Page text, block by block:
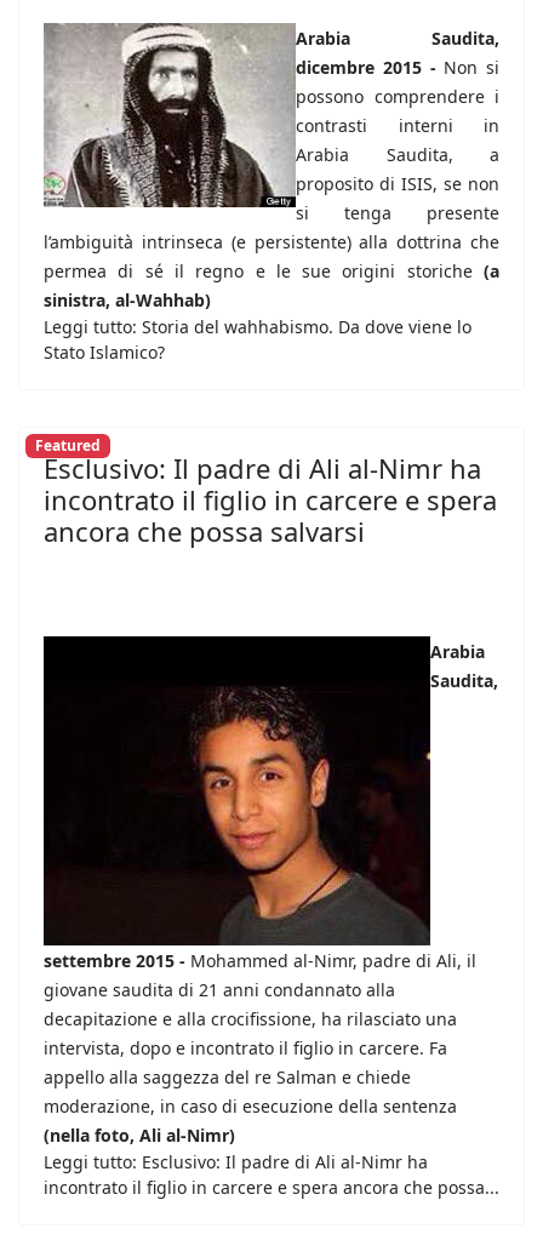
Arabia Saudita,
dicembre 2015 - Non si
possono comprendere i
contrasti interni in
Arabia Saudita, a
proposito di ISIS, se non
si tenga presente
l’ambiguità intrinseca (e persistente) alla dottrina che
permea di sé il regno e le sue origini storiche(a
sinistra, al-Wahhab)
Leggi tutto: Storia del wahhabismo. Da dove viene lo
Stato Islamico?
Featured
Esclusivo: Il padre di Ali al-Nimr ha
incontrato il figlio in carcere e spera
ancora che possa salvarsi
Arabia
Saudita,
settembre 2015 - Mohammed al-Nimr, padre di Ali, il
giovane saudita di 21 anni condannato alla
decapitazione e alla crocifissione, ha rilasciato una
intervista, dopo e incontrato il figlio in carcere. Fa
appello alla saggezza del re Salman e chiede
moderazione, in caso di esecuzione della sentenza
(nella foto, Ali al-Nimr)
Leggi tutto: Esclusivo: Il padre di Ali al-Nimr ha
incontrato il figlio in carcere e spera ancora che possa...